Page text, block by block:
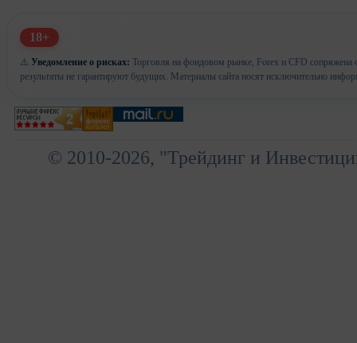
18+
⚠️ Уведомление о рисках: Торговля на фондовом рынке, Forex и CFD сопряжена
результаты не гарантируют будущих. Материалы сайта носят исключительно
© 2010-2026, "Трейдинг и